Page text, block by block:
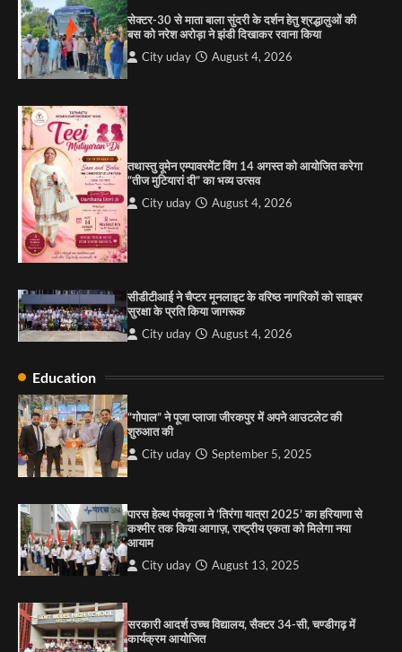
4
1
2
पारस हेल्थ पंचकूला ने ‘तिरंगा यात्रा 2025’ का हरियाणा से
कश्मीर तक किया आगाज़, राष्ट्रीय एकता को मिलेगा नया
आयाम
3
City uday August 6, 2025
की कसम: देवशाली
City uday
सेक्टर-30 से माता बाला सुंदरी के दर्शन हेतु श्रद्धालुओं की
बस को नरेश अरोड़ा ने झंडी दिखाकर रवाना किया
City uday August 4, 2026
तथास्तु वूमेन एम्पावरमेंट विंग 14 अगस्त को आयोजित करेगा
“तीज मुटियारां दी” का भव्य उत्सव
City uday August 4, 2026
सीडीटीआई ने चैप्टर मूनलाइट के वरिष्ठ नागरिकों को साइबर
सुरक्षा के प्रति किया जागरूक
City uday August 4, 2026
Education
“गोपाल” ने पूजा प्लाजा जीरकपुर में अपने आउटलेट की
शुरुआत की
City uday September 5, 2025
पारस हेल्थ पंचकूला ने ‘तिरंगा यात्रा 2025’ का हरियाणा से
कश्मीर तक किया आगाज़, राष्ट्रीय एकता को मिलेगा नया
आयाम
City uday August 13, 2025
सरकारी आदर्श उच्च विद्यालय, सैक्टर 34-सी, चण्डीगढ़ में
कार्यक्रम आयोजित